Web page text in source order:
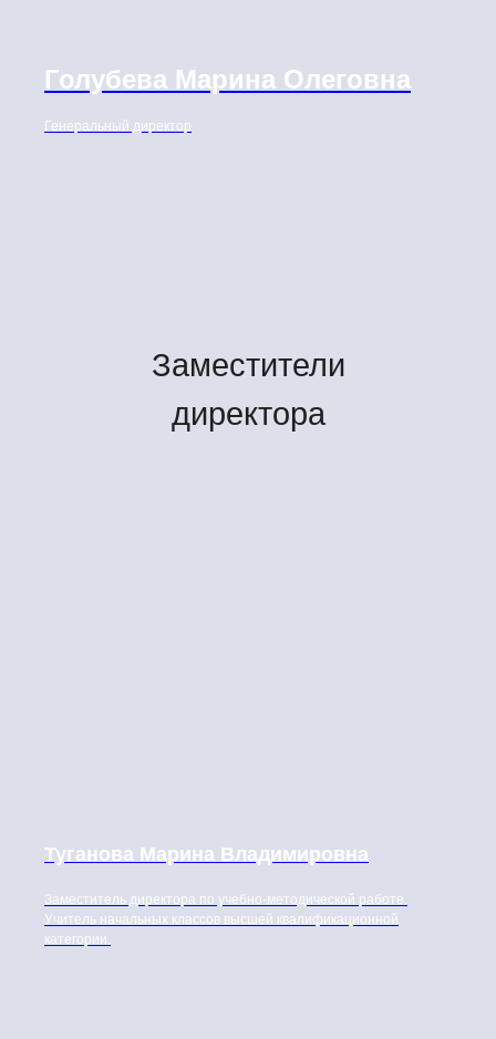
Голубева Марина Олеговна
Генеральный директор
Заместители
директора
Туганова Марина Владимировна
Заместитель директора по учебно-методической работе.
Учитель начальных классов высшей квалификационной
категории.